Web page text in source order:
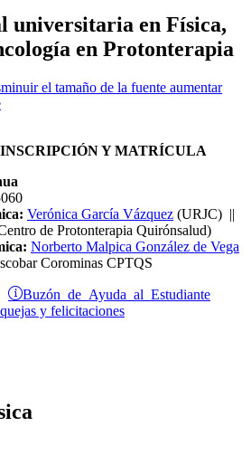
universitaria en Física,
en Protonterapia
el tamaño de la fuente aumentar
Y MATRÍCULA
Verónica García Vázquez (URJC) ||
de Protonterapia Quirónsalud)
Norberto Malpica González de Vega
Corominas CPTQS
Buzón de Ayuda al Estudiante
y felicitaciones